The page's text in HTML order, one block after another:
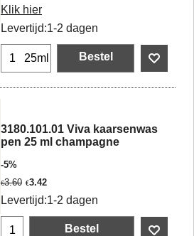
Klik hier
Levertijd:1-2 dagen
25ml Bestel
3180.101.01 Viva kaarsenwas
pen 25 ml champagne
-5%
€3.60 €3.42
Levertijd:1-2 dagen
Bestel